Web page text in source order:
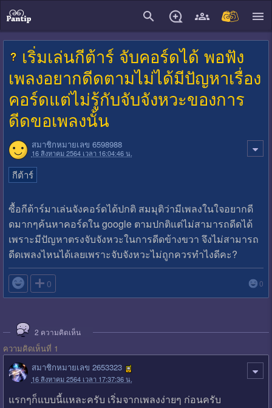
เริ่มเล่นกีต้าร์ จับคอร์ดได้ พอฟัง
เพลงอยากดีดตามไม่ได้มีปัญหาเรื่อง
คอร์ดแต่ไม่รู้กับจับจังหวะของการ
ดีดขอเพลงนั้น
สมาชิกหมายเลข 6598988
16 สิงหาคม 2564 เวลา 16:04:46 น.
กีต้าร์
ซื้อกีต้าร์มาเล่นจังคอร์ดได้ปกติ สมมุติว่ามีเพลงในใจอยากดี
ดมากๆค้นหาคอร์ดใน google ตามปกติแต่ไม่สามารถดีดได้
เพราะมีปัญหาตรงจับจังหวะในการดีดข้างขวา จึงไม่สามารถ
ดีดเพลงไหนได้เลยเพราะจับจังหวะไม่ถูกควรทำไงดีคะ?
 0 0
2 ความคิดเห็น
ความคิดเห็นที่ 1
สมาชิกหมายเลข 2653323
16 สิงหาคม 2564 เวลา 17:37:36 น.
แรกๆก็แบบนี้แหละครับ เริ่มจากเพลงง่ายๆ ก่อนครับ
close